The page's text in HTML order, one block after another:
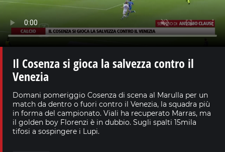
Il Cosenza si gioca la salvezza contro il
Venezia
Domani pomeriggio Cosenza di scena al Marulla per un
match da dentro o fuori contro il Venezia, la squadra più
in forma del campionato. Viali ha recuperato Marras, ma
il golden boy Florenzi è in dubbio. Sugli spalti 15mila
tifosi a sospingere i Lupi.